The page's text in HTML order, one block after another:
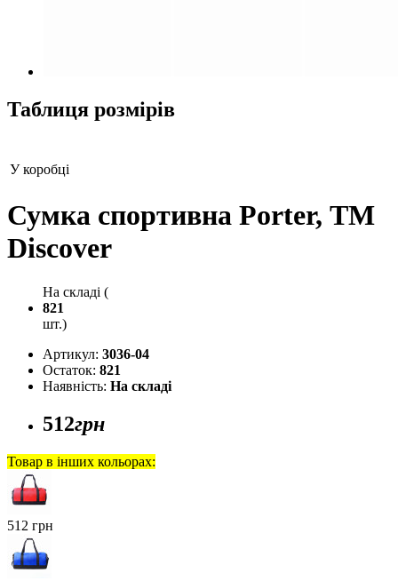
Таблиця розмірів
У коробці
Сумка спортивна Porter, ТМ
Discover
На складі (
821
шт.)
Артикул: 3036-04
Остаток: 821
Наявність: На складі
512грн
Товар в інших кольорах:
512 грн